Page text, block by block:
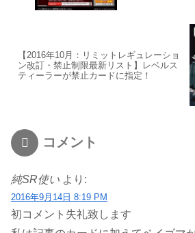
【2016年10月：リミットレギュレーショ
ン改訂・禁止制限最新リスト】レベルス
ティーラーが禁止カードに指定！
コメント
純SR使い より:
2016年9月14日 8:19 PM
初コメント失礼致します